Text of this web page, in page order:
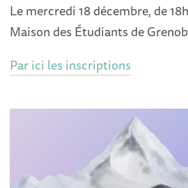
Le mercredi 18 décembre, de
Maison des Étudiants de
Par ici les inscriptions